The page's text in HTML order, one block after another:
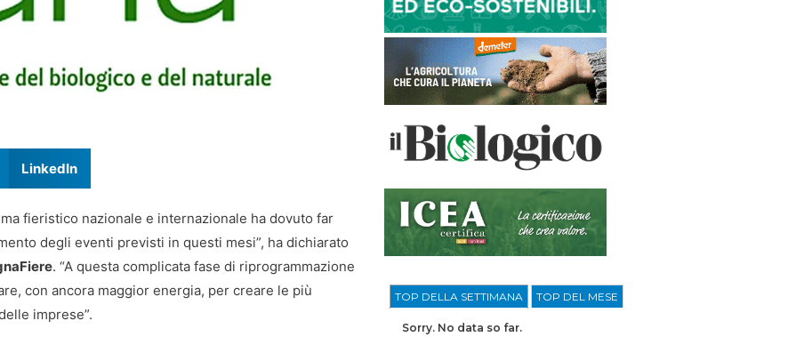
LinkedIn
fieristico nazionale e internazionale ha dovuto far
degli eventi previsti in questi mesi”, ha dichiarato
. “A questa complicata fase di riprogrammazione
con ancora maggior energia, per creare le più
imprese”.
TOP DELLA SETTIMANA TOP DEL MESE
Sorry. No data so far.